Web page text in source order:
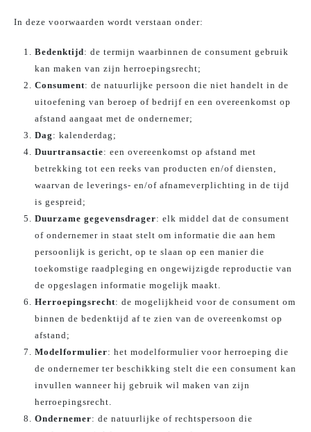
In deze voorwaarden wordt verstaan onder:
Bedenktijd: de termijn waarbinnen de consument gebruik
kan maken van zijn herroepingsrecht;
Consument: de natuurlijke persoon die niet handelt in de
uitoefening van beroep of bedrijf en een overeenkomst op
afstand aangaat met de ondernemer;
Dag : kalenderdag;
Duurtransactie: een overeenkomst op afstand met
betrekking tot een reeks van producten en/of diensten,
waarvan de leverings- en/of afnameverplichting in de tijd
is gespreid;
Duurzame gegevensdrager: elk middel dat de consument
of ondernemer in staat stelt om informatie die aan hem
persoonlijk is gericht, op te slaan op een manier die
toekomstige raadpleging en ongewijzigde reproductie van
de opgeslagen informatie mogelijk maakt.
Herroepingsrecht: de mogelijkheid voor de consument om
binnen de bedenktijd af te zien van de overeenkomst op
afstand;
Modelformulier: het modelformulier voor herroeping die
de ondernemer ter beschikking stelt die een consument kan
invullen wanneer hij gebruik wil maken van zijn
herroepingsrecht.
Ondernemer: de natuurlijke of rechtspersoon die